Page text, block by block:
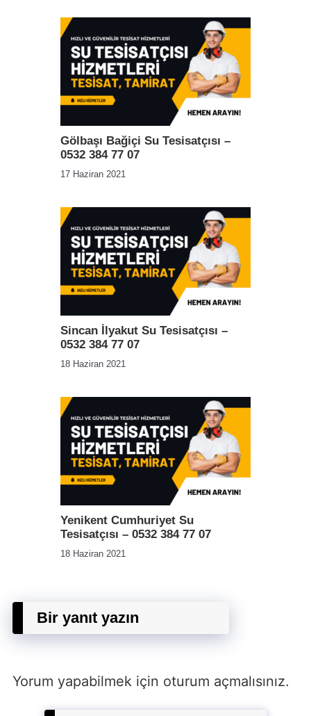
Gölbaşı Bağiçi Su Tesisatçısı –
0532 384 77 07
17 Haziran 2021
Sincan İlyakut Su Tesisatçısı –
0532 384 77 07
18 Haziran 2021
Yenikent Cumhuriyet Su
Tesisatçısı – 0532 384 77 07
18 Haziran 2021
Bir yanıt yazın
Yorum yapabilmek için oturum açmalısınız.